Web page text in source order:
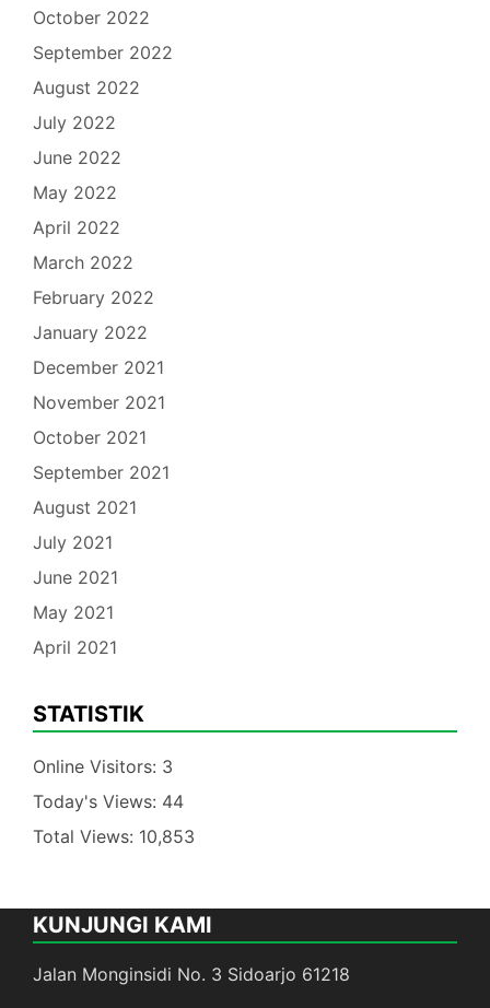
October 2022
September 2022
August 2022
July 2022
June 2022
May 2022
April 2022
March 2022
February 2022
January 2022
December 2021
November 2021
October 2021
September 2021
August 2021
July 2021
June 2021
May 2021
April 2021
STATISTIK
Online Visitors: 3
Today's Views: 44
Total Views: 10,853
KUNJUNGI KAMI
Jalan Monginsidi No. 3 Sidoarjo 61218